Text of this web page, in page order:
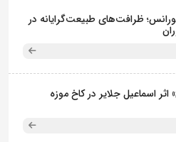
ظرافت‌های طبیعت‌گرایانه در
اثر اسماعیل جلایر در کاخ موزه